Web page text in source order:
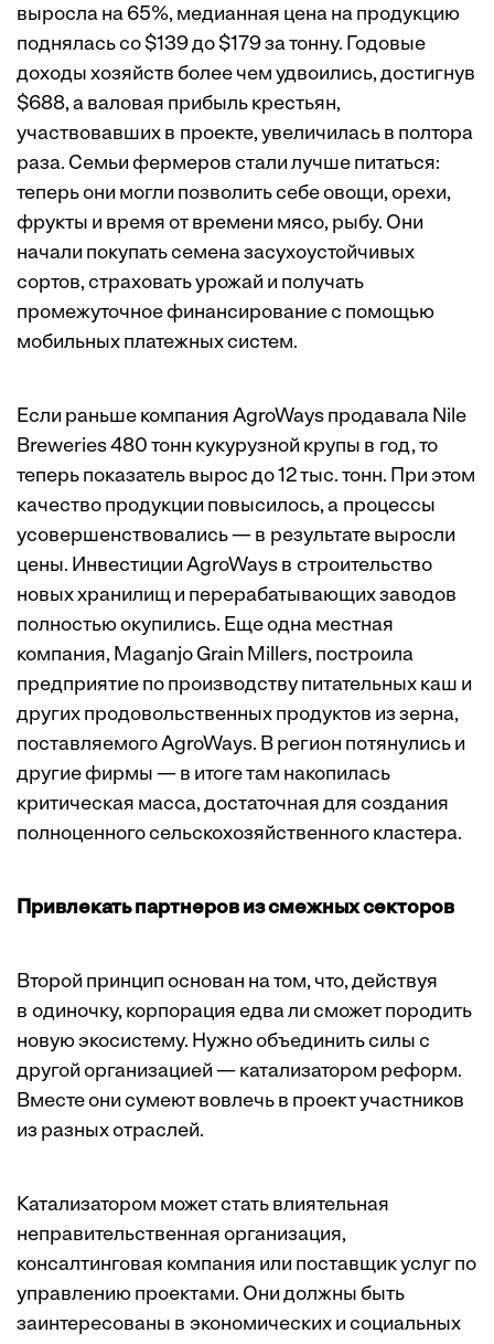
выросла на 65%, медианная цена на продукцию
поднялась со $139 до $179 за тонну. Годовые
доходы хозяйств более чем удвоились, достигнув
$688, а валовая прибыль крестьян,
участвовавших в проекте, увеличилась в полтора
раза. Семьи фермеров стали лучше питаться:
теперь они могли позволить себе овощи, орехи,
фрукты и время от времени мясо, рыбу. Они
начали покупать семена засухоустойчивых
сортов, страховать урожай и получать
промежуточное финансирование с помощью
мобильных платежных систем.
Если раньше компания AgroWays продавала Nile
Breweries 480 тонн кукурузной крупы в год, то
теперь показатель вырос до 12 тыс. тонн. При этом
качество продукции повысилось, а процессы
усовершенствовались — в результате выросли
цены. Инвестиции AgroWays в строительство
новых хранилищ и перерабатывающих заводов
полностью окупились. Еще одна местная
компания, Maganjo Grain Millers, построила
предприятие по производству питательных каш и
других продовольственных продуктов из зерна,
поставляемого AgroWays. В регион потянулись и
другие фирмы — в итоге там накопилась
критическая масса, достаточная для создания
полноценного сельскохозяйственного кластера.
Привлекать партнеров из смежных секторов
Второй принцип основан на том, что, действуя
в одиночку, корпорация едва ли сможет породить
новую экосистему. Нужно объединить силы с
другой организацией — катализатором реформ.
Вместе они сумеют вовлечь в проект участников
из разных отраслей.
Катализатором может стать влиятельная
неправительственная организация,
консалтинговая компания или поставщик услуг по
управлению проектами. Они должны быть
заинтересованы в экономических и социальных